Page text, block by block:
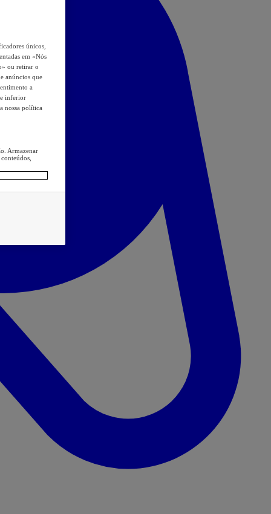
únicos,
em «Nós
ou retirar o
anúncios que
a
inferior
nossa política
Armazenar